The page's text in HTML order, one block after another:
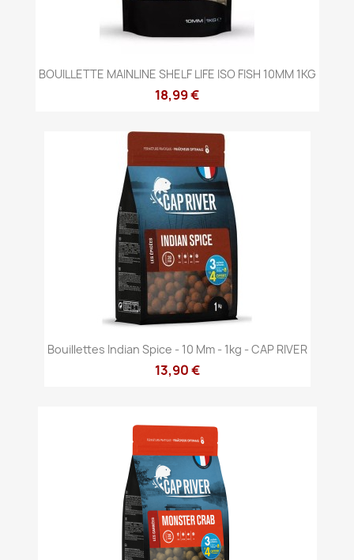
BOUILLETTE MAINLINE SHELF LIFE ISO FISH 10MM 1KG
18,99 €
Bouillettes Indian Spice - 10 Mm - 1kg - CAP RIVER
13,90 €